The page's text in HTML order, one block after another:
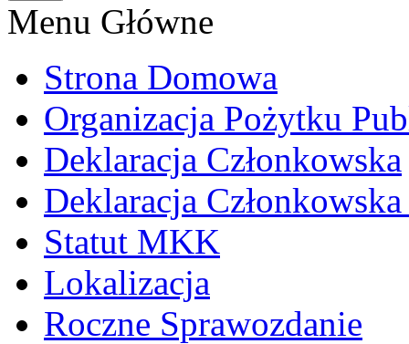
Menu Główne
Strona Domowa
Organizacja Pożytku
Deklaracja Członkowska
Deklaracja
Statut MKK
Lokalizacja
Roczne Sprawozdanie